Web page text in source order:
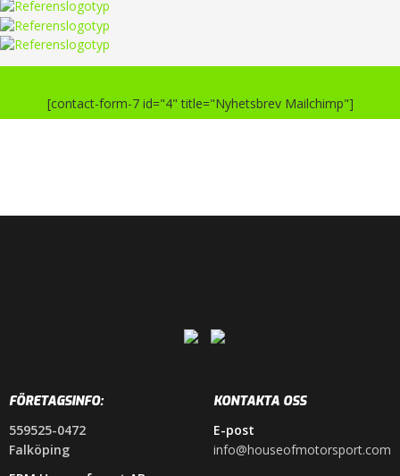
[contact-form-7 id="4" title="Nyhetsbrev Mailchimp"]
FÖRETAGSINFO:
559525-0472
Falköping
KONTAKTA OSS
E-post
info@houseofmotorsport.com